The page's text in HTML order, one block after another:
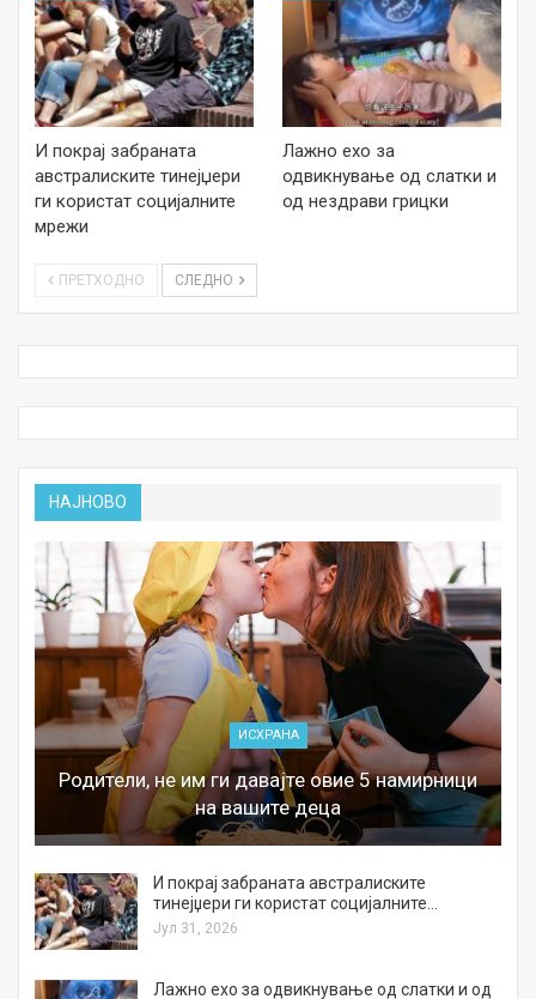
И покрај забраната
австралиските тинејџери
ги користат социјалните
мрежи
Лажно ехо за
одвикнување од слатки и
од нездрави грицки
ПРЕТХОДНО СЛЕДНО
НАЈНОВО
ИСХРАНА
Родители, не им ги давајте овие 5 намирници
на вашите деца
И покрај забраната австралиските
тинејџери ги користат социјалните…
Јул 31, 2026
Лажно ехо за одвикнување од слатки и од